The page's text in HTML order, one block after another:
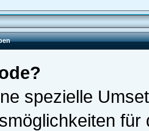
spezielle